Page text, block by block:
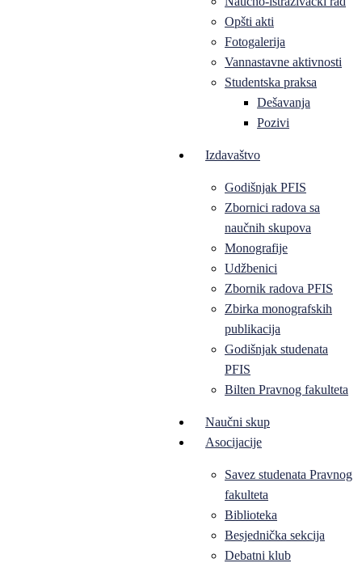
Opšti akti
Fotogalerija
Vannastavne aktivnosti
Studentska praksa
Dešavanja
Pozivi
Izdavaštvo
Godišnjak PFIS
Zbornici radova sa
naučnih skupova
Monografije
Udžbenici
Zbornik radova PFIS
Zbirka monografskih
publikacija
Godišnjak studenata
PFIS
Bilten Pravnog fakulteta
Naučni skup
Asocijacije
Savez studenata Pravnog
fakulteta
Biblioteka
Besjednička sekcija
Debatni klub